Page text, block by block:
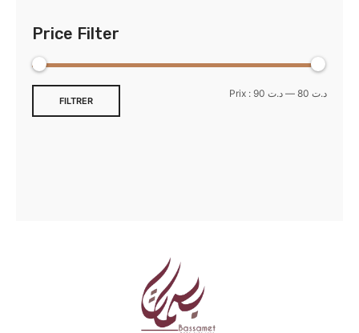
Price Filter
FILTRER
Prix : د.ت 80 — د.ت 90